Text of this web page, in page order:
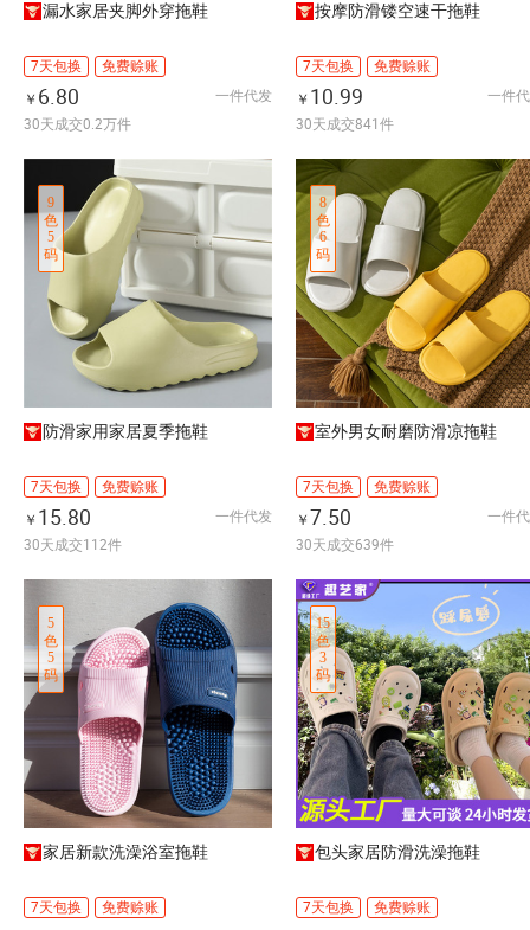
漏水家居夹脚外穿拖鞋
7天包换
免费赊账
￥ 6.80
一件代发
30天成交0.2万件
按摩防滑镂空速干拖鞋
7天包换
免费赊账
￥ 10.99
一件
30天成交841件
9
色
5
码
防滑家用家居夏季拖鞋
7天包换
免费赊账
￥ 15.80
一件代发
30天成交112件
8
色
6
码
室外男女耐磨防滑凉拖鞋
7天包换
免费赊账
￥ 7.50
一件
30天成交639件
5
色
5
码
家居新款洗澡浴室拖鞋
7天包换 免费赊账
15
色
3
码
包头家居防滑洗澡拖鞋
7天包换 免费赊账